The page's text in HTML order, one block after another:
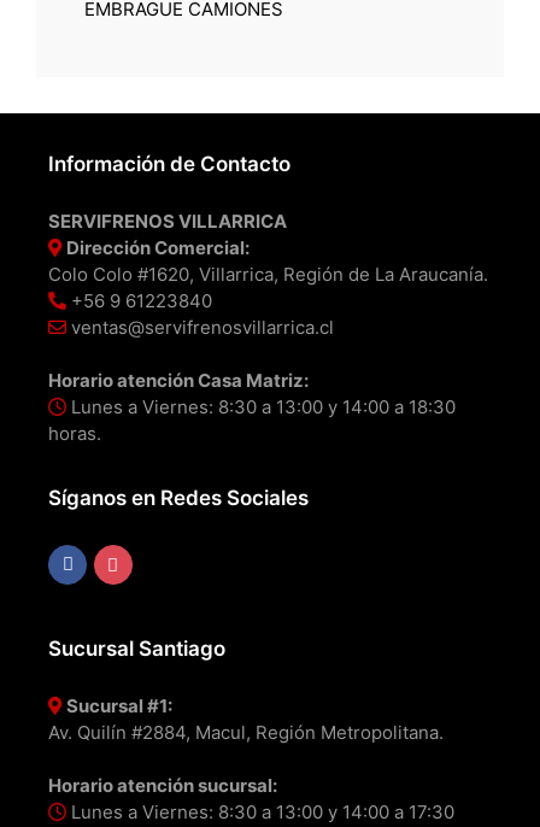
EMBRAGUE CAMIONES
Información de Contacto
SERVIFRENOS VILLARRICA
Dirección Comercial:
Colo Colo #1620, Villarrica, Región de La Araucanía.
+56 9 61223840
ventas@servifrenosvillarrica.cl
Horario atención Casa Matriz:
Lunes a Viernes: 8:30 a 13:00 y 14:00 a 18:30
horas.
Síganos en Redes Sociales
Sucursal Santiago
Sucursal #1:
Av. Quilín #2884, Macul, Región Metropolitana.
Horario atención sucursal:
Lunes a Viernes: 8:30 a 13:00 y 14:00 a 17:30